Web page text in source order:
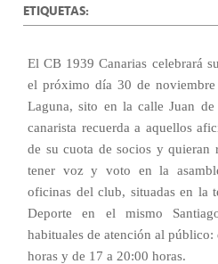
ETIQUETAS:
El CB 1939 Canarias celebrará
el próximo día 30 de
Laguna, sito en la calle Juan
canarista recuerda a aquellos
de su cuota de socios y quieran
tener voz y voto en la
oficinas del club, situadas en la
Deporte en el mismo
habituales de atención al
horas y de 17 a 20:00 horas.